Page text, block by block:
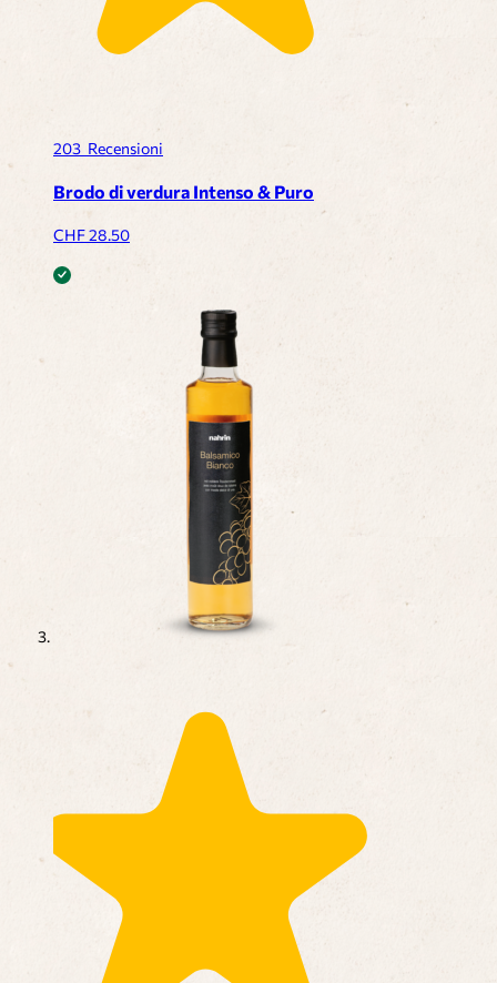
203 Recensioni
Brodo di verdura Intenso & Puro
CHF28.50